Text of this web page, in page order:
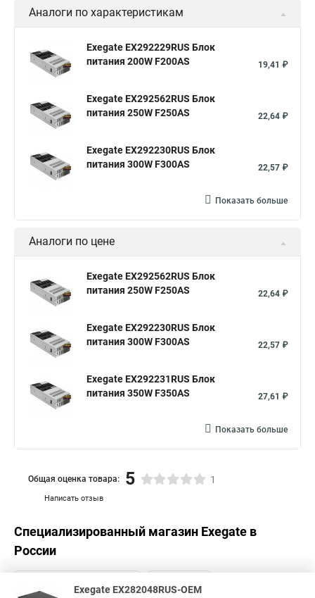
Аналоги по характеристикам
Exegate EX292229RUS Блок
питания 200W F200AS
19,41 ₽
Exegate EX292562RUS Блок
питания 250W F250AS
22,64 ₽
Exegate EX292230RUS Блок
питания 300W F300AS
22,57 ₽
Показать больше
Аналоги по цене
Exegate EX292562RUS Блок
питания 250W F250AS
22,64 ₽
Exegate EX292230RUS Блок
питания 300W F300AS
22,57 ₽
Exegate EX292231RUS Блок
питания 350W F350AS
27,61 ₽
Показать больше
Написать отзыв
Общая оценка товара: 5 1
Специализированный магазин Exegate в
России
Exegate EX282048RUS-OEM